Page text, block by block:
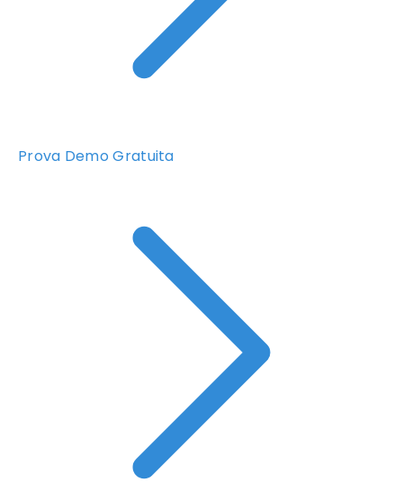
Prova Demo Gratuita